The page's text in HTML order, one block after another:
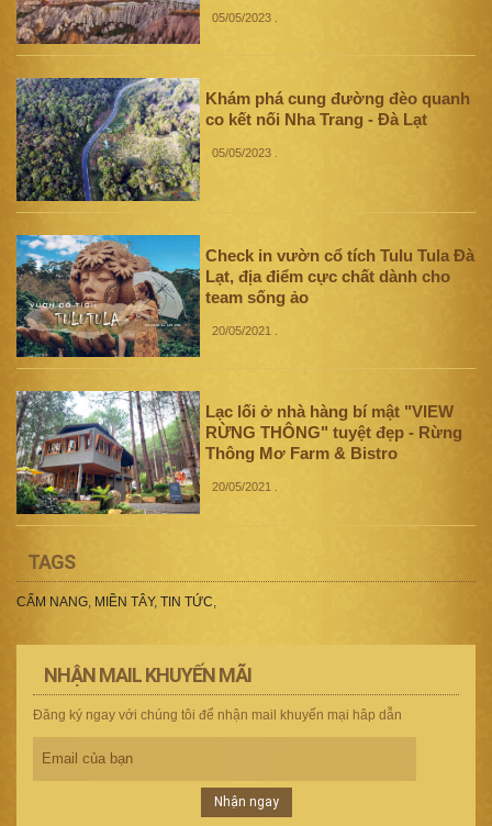
05/05/2023
Khám phá cung đường đèo quanh
co kết nối Nha Trang - Đà Lạt
05/05/2023
Check in vườn cổ tích Tulu Tula Đà
Lạt, địa điểm cực chất dành cho
team sống ảo
20/05/2021
Lạc lối ở nhà hàng bí mật "VIEW
RỪNG THÔNG" tuyệt đẹp - Rừng
Thông Mơ Farm & Bistro
20/05/2021
TAGS
CẨM NANG MIỀN TÂY, TIN TỨC
NHẬN MAIL KHUYẾN MÃI
Đăng ký ngay với chúng tôi để nhận mail khuyến mại hâp dẫn
Nhận ngay